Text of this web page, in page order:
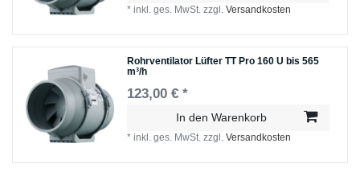
*inkl. ges. MwSt. zzgl.Versandkosten
Rohrventilator Lüfter TT Pro 160 U bis 565
m³/h
123,00 € *
In den Warenkorb
*inkl. ges. MwSt. zzgl.Versandkosten